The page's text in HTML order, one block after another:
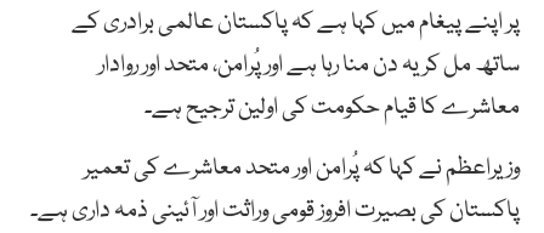
پر اپنے پیغام میں کہا ہے کہ پاکستان عالمی برادری کے
ساتھ مل کر یہ دن منا رہا ہے اور پُرامن، متحد اور روادار
معاشرے کا قیام حکومت کی اولین ترجیح ہے۔
وزیراعظم نے کہا کہ پُرامن اور متحد معاشرے کی تعمیر
پاکستان کی بصیرت افروز قومی وراثت اور آئینی ذمہ داری ہے۔